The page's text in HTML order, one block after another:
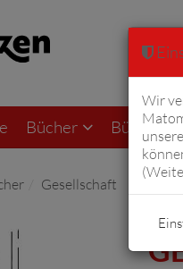
Bücher Bücher
Gesellschaft
Wir
(